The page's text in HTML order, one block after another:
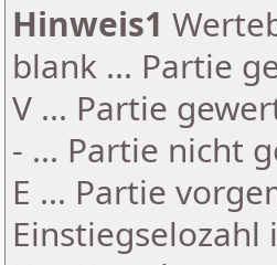
Hinweis1
blank ... Partie
V ... Partie
- ... Partie nicht
E ... Partie